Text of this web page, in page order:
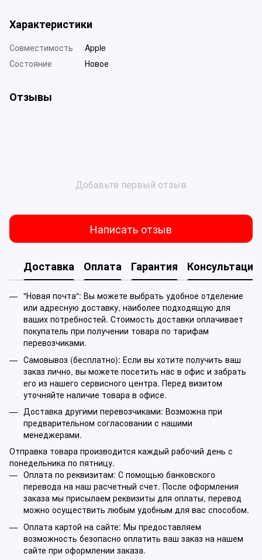
Характеристики
Совместимость
Apple
Состояние
Новое
Отзывы
Добавьте первый отзыв
Написать отзыв
Доставка Оплата Гарантия Консультация
"Новая почта": Вы можете выбрать удобное отделение
или адресную доставку, наиболее подходящую для
ваших потребностей. Стоимость доставки оплачивает
покупатель при получении товара по тарифам
перевозчиками.
Самовывоз (бесплатно): Если вы хотите получить ваш
заказ лично, вы можете посетить нас в офис и забрать
его из нашего сервисного центра. Перед визитом
уточняйте наличие товара в офисе.
Доставка другими перевозчиками: Возможна при
предварительном согласовании с нашими
менеджерами.
Отправка товара производится каждый рабочий день с
понедельника по пятницу.
Оплата по реквизитам: С помощью банковского
перевода на наш расчетный счет. После оформления
заказа мы присылаем реквизиты для оплаты, перевод
можно осуществить любым удобным для вас способом.
Оплата картой на сайте: Мы предоставляем
возможность безопасно оплатить ваш заказ на нашем
сайте при оформлении заказа.